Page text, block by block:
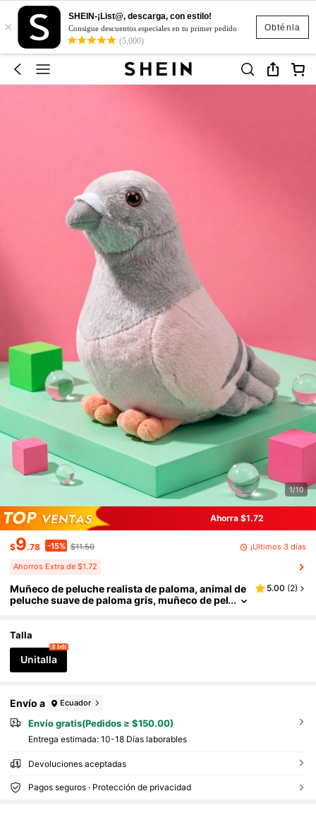
Obténla
×
SHEIN-¡List@, descarga, con estilo!
Consigue descuentos especiales en tu primer pedido
(5,000)
1/10
Ahorra $1.72
$9.78 -15% $11.50 ¡Últimos 3 días
Ahorros Extra de $1.72
Muñeco de peluche realista de paloma, animal de
peluche suave de paloma gris, muñeco de pel
njoso de ave, regalo de decoración del hogar úni
co para amantes de las aves
5.00 (2)
Talla
Unitalla
8 left
Envío a Ecuador
Envío gratis(Pedidos ≥ $150.00)
Entrega estimada: 10-18 Días laborables
Devoluciones aceptadas
Pagos seguros · Protección de privacidad